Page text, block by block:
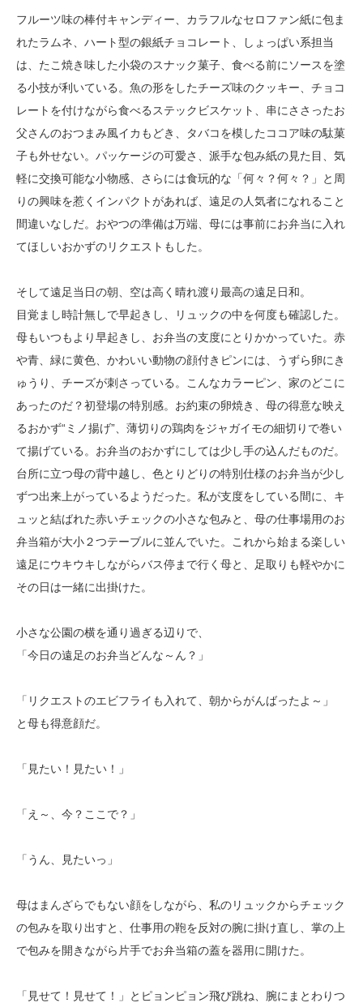
フルーツ味の棒付キャンディー、カラフルなセロファン紙に包ま
れたラムネ、ハート型の銀紙チョコレート、しょっぱい系担当
は、たこ焼き味した小袋のスナック菓子、食べる前にソースを塗
る小技が利いている。魚の形をしたチーズ味のクッキー、チョコ
レートを付けながら食べるステックビスケット、串にささったお
父さんのおつまみ風イカもどき、タバコを模したココア味の駄菓
子も外せない。パッケージの可愛さ、派手な包み紙の見た目、気
軽に交換可能な小物感、さらには食玩的な「何々？何々？」と周
りの興味を惹くインパクトがあれば、遠足の人気者になれること
間違いなしだ。おやつの準備は万端、母には事前にお弁当に入れ
てほしいおかずのリクエストもした。
そして遠足当日の朝、空は高く晴れ渡り最高の遠足日和。
目覚まし時計無しで早起きし、リュックの中を何度も確認した。
母もいつもより早起きし、お弁当の支度にとりかかっていた。赤
や青、緑に黄色、かわいい動物の顔付きピンには、うずら卵にき
ゅうり、チーズが刺さっている。こんなカラーピン、家のどこに
あったのだ？初登場の特別感。お約束の卵焼き、母の得意な映え
るおかず“ミノ揚げ”、薄切りの鶏肉をジャガイモの細切りで巻い
て揚げている。お弁当のおかずにしては少し手の込んだものだ。
台所に立つ母の背中越し、色とりどりの特別仕様のお弁当が少し
ずつ出来上がっているようだった。私が支度をしている間に、キ
ュッと結ばれた赤いチェックの小さな包みと、母の仕事場用のお
弁当箱が大小２つテーブルに並んでいた。これから始まる楽しい
遠足にウキウキしながらバス停まで行く母と、足取りも軽やかに
その日は一緒に出掛けた。
小さな公園の横を通り過ぎる辺りで、
「今日の遠足のお弁当どんな～ん？」
「リクエストのエビフライも入れて、朝からがんばったよ～」
と母も得意顔だ。
「見たい！見たい！」
「え～、今？ここで？」
「うん、見たいっ」
母はまんざらでもない顔をしながら、私のリュックからチェック
の包みを取り出すと、仕事用の鞄を反対の腕に掛け直し、掌の上
で包みを開きながら片手でお弁当箱の蓋を器用に開けた。
「見せて！見せて！」とピョンピョン飛び跳ね、腕にまとわりつ